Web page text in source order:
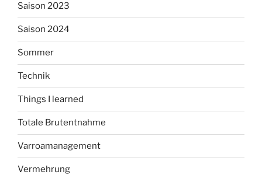
Saison 2023
Saison 2024
Sommer
Technik
Things I learned
Totale Brutentnahme
Varroamanagement
Vermehrung